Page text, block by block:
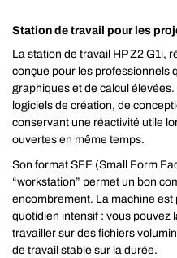
Station de travail pour les
La station de travail HP Z2 G1i,
conçue pour les professionnels
graphiques et de calcul
logiciels de création, de
conservant une réactivité utile
ouvertes en même temps.
Son format SFF (Small Form
“workstation” permet un bon
encombrement. La machine
quotidien intensif : vous pouvez
travailler sur des fichiers
de travail stable sur la durée.